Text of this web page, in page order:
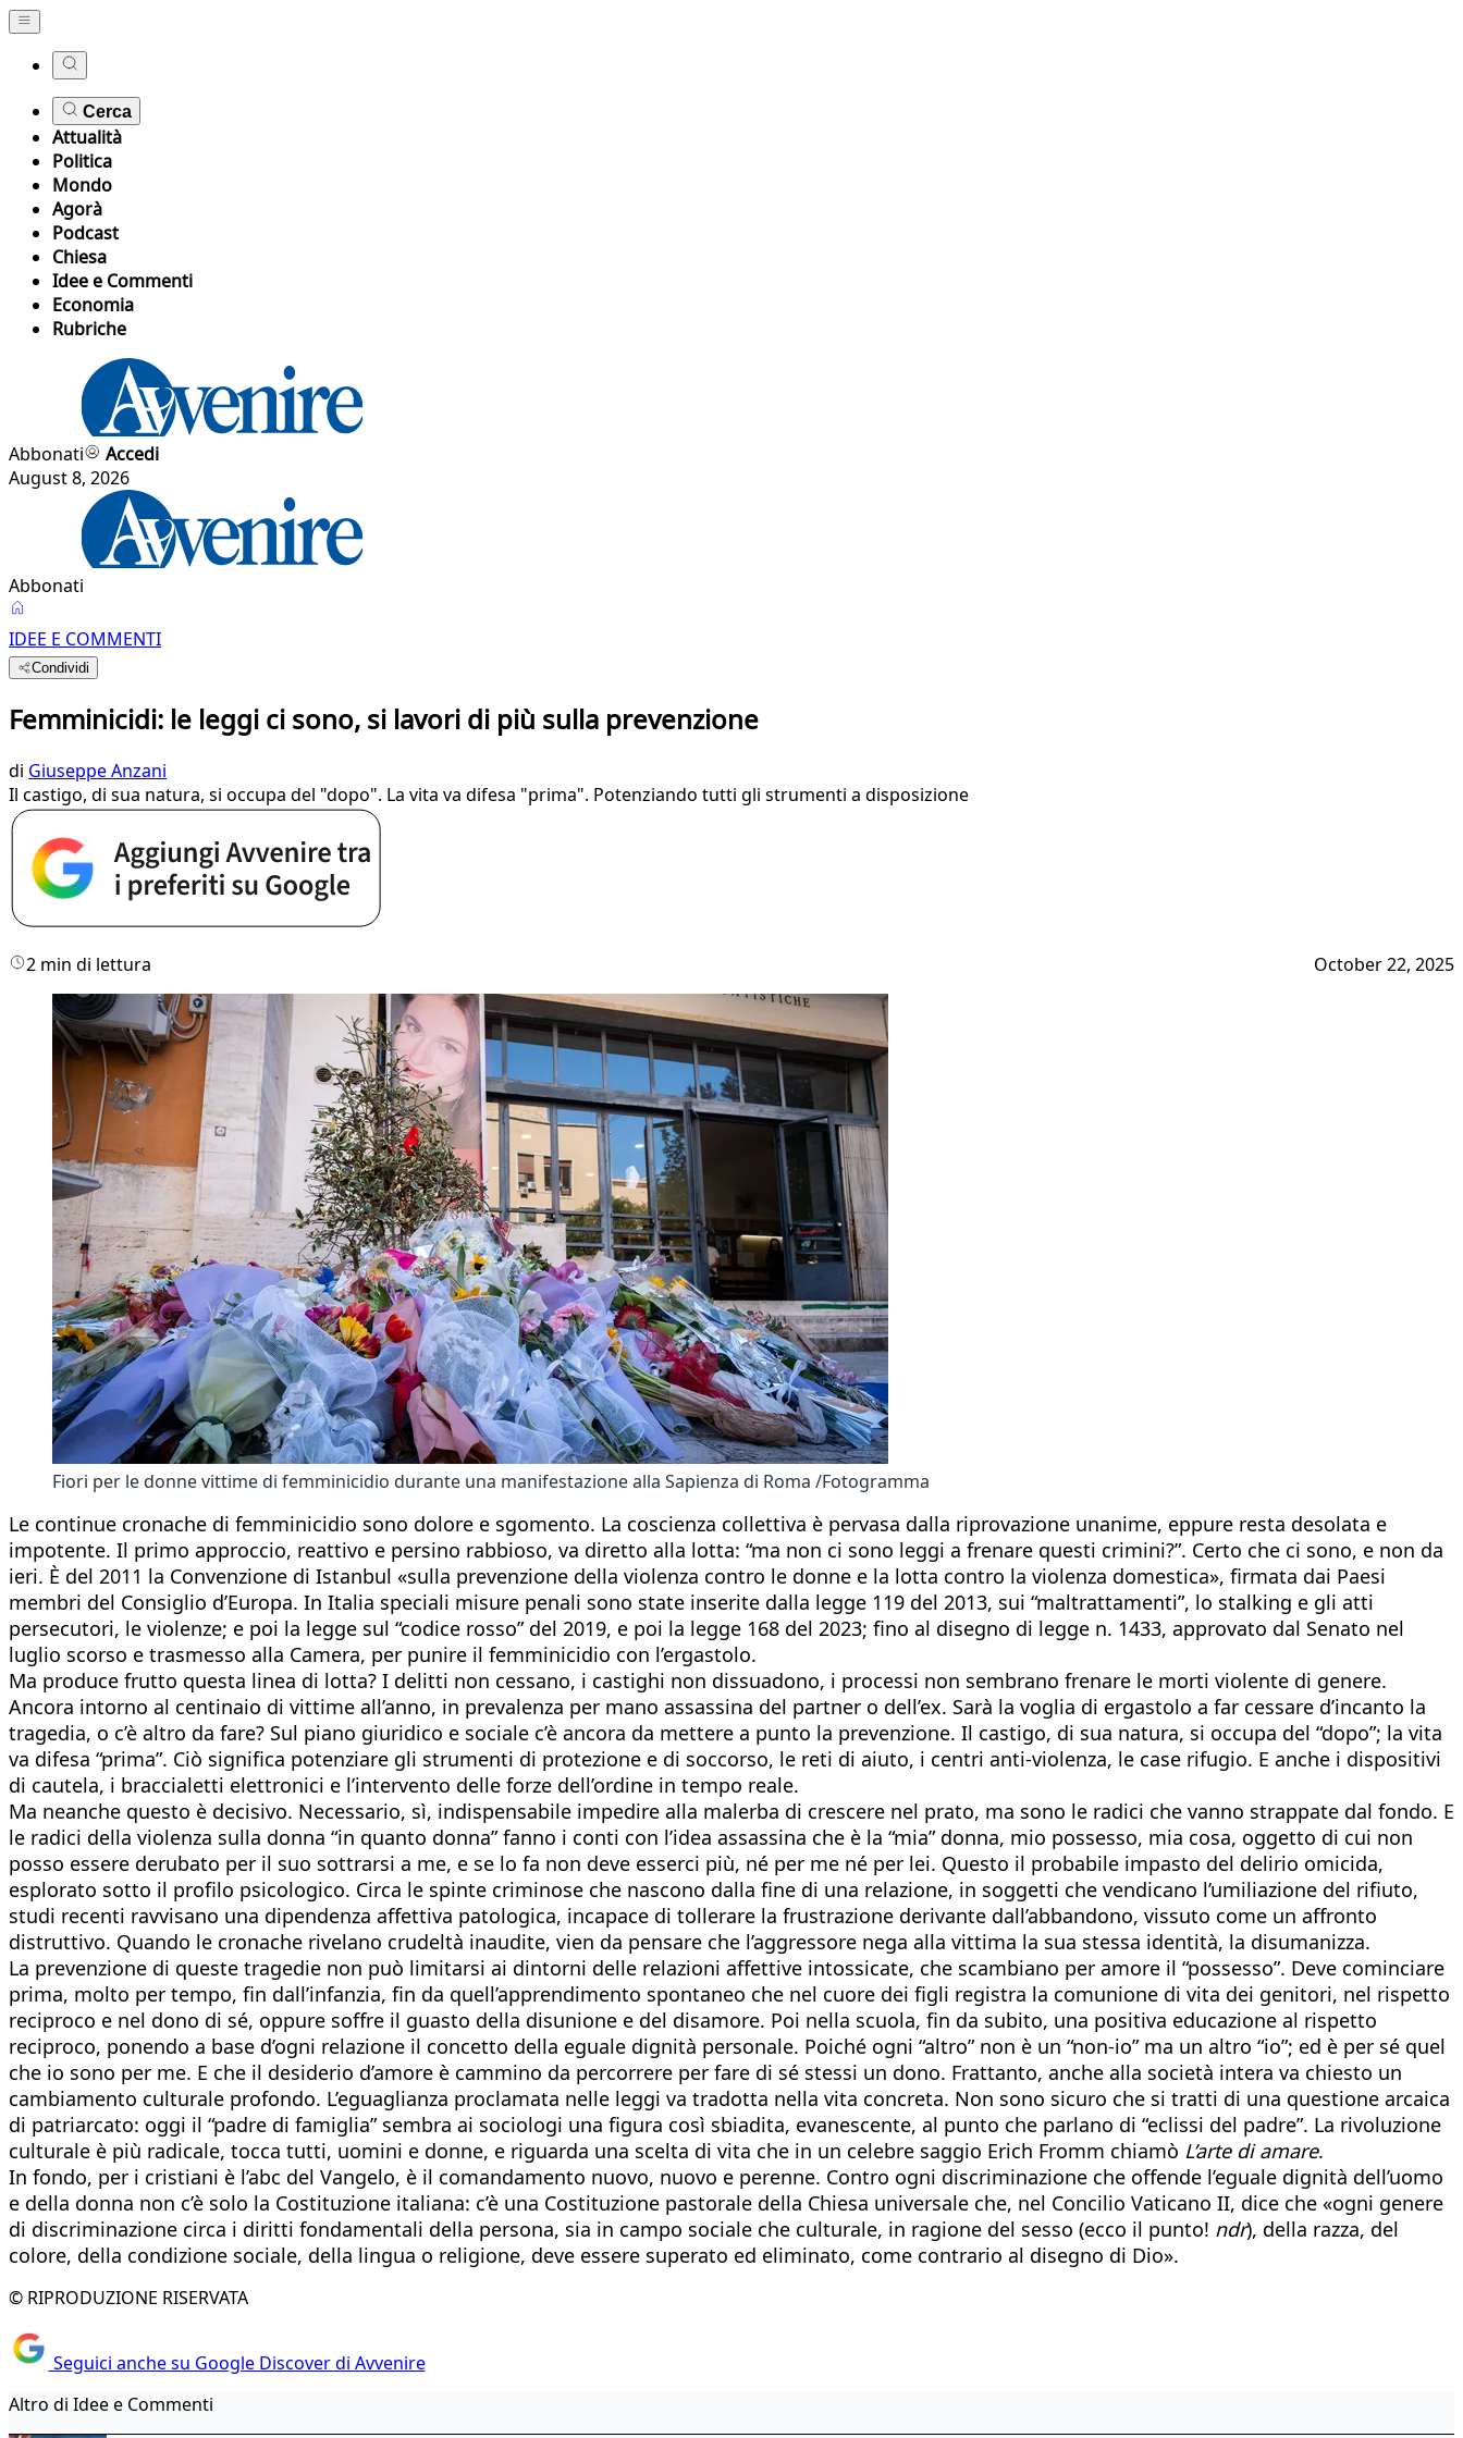
Cerca
Attualità
Politica
Mondo
Agorà
Podcast
Chiesa
Idee e Commenti
Economia
Rubriche
Abbonati
Accedi
August 8, 2026
Abbonati
IDEE E COMMENTI
Condividi
Femminicidi: le leggi ci sono, si lavori di più sulla prevenzione
di Giuseppe Anzani
Il castigo, di sua natura, si occupa del "dopo". La vita va difesa "prima". Potenziando tutti gli strumenti a disposizione
2 min di lettura October 22, 2025
Fiori per le donne vittime di femminicidio durante una manifestazione alla Sapienza di Roma /Fotogramma
Le continue cronache di femminicidio sono dolore e sgomento. La coscienza collettiva è pervasa dalla riprovazione unanime, eppure resta desolata e
impotente. Il primo approccio, reattivo e persino rabbioso, va diretto alla lotta: “ma non ci sono leggi a frenare questi crimini?”. Certo che ci sono, e non da
ieri. È del 2011 la Convenzione di Istanbul «sulla prevenzione della violenza contro le donne e la lotta contro la violenza domestica», firmata dai Paesi
membri del Consiglio d’Europa. In Italia speciali misure penali sono state inserite dalla legge 119 del 2013, sui “maltrattamenti”, lo stalking e gli atti
persecutori, le violenze; e poi la legge sul “codice rosso” del 2019, e poi la legge 168 del 2023; fino al disegno di legge n. 1433, approvato dal Senato nel
luglio scorso e trasmesso alla Camera, per punire il femminicidio con l’ergastolo.
Ma produce frutto questa linea di lotta? I delitti non cessano, i castighi non dissuadono, i processi non sembrano frenare le morti violente di genere.
Ancora intorno al centinaio di vittime all’anno, in prevalenza per mano assassina del partner o dell’ex. Sarà la voglia di ergastolo a far cessare d’incanto la
tragedia, o c’è altro da fare? Sul piano giuridico e sociale c’è ancora da mettere a punto la prevenzione. Il castigo, di sua natura, si occupa del “dopo”; la vita
va difesa “prima”. Ciò significa potenziare gli strumenti di protezione e di soccorso, le reti di aiuto, i centri anti-violenza, le case rifugio. E anche i dispositivi
di cautela, i braccialetti elettronici e l’intervento delle forze dell’ordine in tempo reale.
Ma neanche questo è decisivo. Necessario, sì, indispensabile impedire alla malerba di crescere nel prato, ma sono le radici che vanno strappate dal fondo. E
le radici della violenza sulla donna “in quanto donna” fanno i conti con l’idea assassina che è la “mia” donna, mio possesso, mia cosa, oggetto di cui non
posso essere derubato per il suo sottrarsi a me, e se lo fa non deve esserci più, né per me né per lei. Questo il probabile impasto del delirio omicida,
esplorato sotto il profilo psicologico. Circa le spinte criminose che nascono dalla fine di una relazione, in soggetti che vendicano l’umiliazione del rifiuto,
studi recenti ravvisano una dipendenza affettiva patologica, incapace di tollerare la frustrazione derivante dall’abbandono, vissuto come un affronto
distruttivo. Quando le cronache rivelano crudeltà inaudite, vien da pensare che l’aggressore nega alla vittima la sua stessa identità, la disumanizza.
La prevenzione di queste tragedie non può limitarsi ai dintorni delle relazioni affettive intossicate, che scambiano per amore il “possesso”. Deve cominciare
prima, molto per tempo, fin dall’infanzia, fin da quell’apprendimento spontaneo che nel cuore dei figli registra la comunione di vita dei genitori, nel rispetto
reciproco e nel dono di sé, oppure soffre il guasto della disunione e del disamore. Poi nella scuola, fin da subito, una positiva educazione al rispetto
reciproco, ponendo a base d’ogni relazione il concetto della eguale dignità personale. Poiché ogni “altro” non è un “non-io” ma un altro “io”; ed è per sé quel
che io sono per me. E che il desiderio d’amore è cammino da percorrere per fare di sé stessi un dono. Frattanto, anche alla società intera va chiesto un
cambiamento culturale profondo. L’eguaglianza proclamata nelle leggi va tradotta nella vita concreta. Non sono sicuro che si tratti di una questione arcaica
di patriarcato: oggi il “padre di famiglia” sembra ai sociologi una figura così sbiadita, evanescente, al punto che parlano di “eclissi del padre”. La rivoluzione
culturale è più radicale, tocca tutti, uomini e donne, e riguarda una scelta di vita che in un celebre saggio Erich Fromm chiamò L’arte di amare.
In fondo, per i cristiani è l’abc del Vangelo, è il comandamento nuovo, nuovo e perenne. Contro ogni discriminazione che offende l’eguale dignità dell’uomo
e della donna non c’è solo la Costituzione italiana: c’è una Costituzione pastorale della Chiesa universale che, nel Concilio Vaticano II, dice che «ogni genere
di discriminazione circa i diritti fondamentali della persona, sia in campo sociale che culturale, in ragione del sesso (ecco il punto! ndr), della razza, del
colore, della condizione sociale, della lingua o religione, deve essere superato ed eliminato, come contrario al disegno di Dio».
© RIPRODUZIONE RISERVATA
Seguici anche su Google Discover di Avvenire
Altro di Idee e Commenti